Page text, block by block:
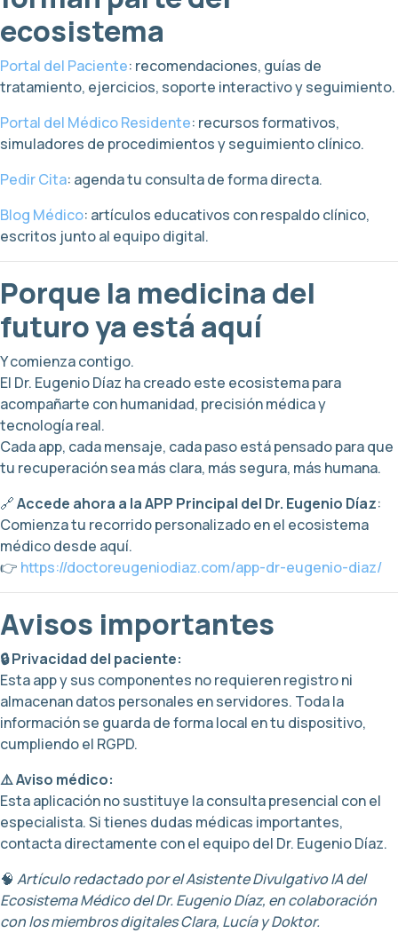
ecosistema
Portal del Paciente: recomendaciones, guías de
tratamiento, ejercicios, soporte interactivo y seguimiento.
Portal del Médico Residente: recursos formativos,
simuladores de procedimientos y seguimiento clínico.
Pedir Cita: agenda tu consulta de forma directa.
Blog Médico: artículos educativos con respaldo clínico,
escritos junto al equipo digital.
Porque la medicina del
futuro ya está aquí
Y comienza contigo.
El Dr. Eugenio Díaz ha creado este ecosistema para
acompañarte con humanidad, precisión médica y
tecnología real.
Cada app, cada mensaje, cada paso está pensado para que
tu recuperación sea más clara, más segura, más humana.
🔗Accede ahora a la APP Principal del Dr. Eugenio Díaz:
Comienza tu recorrido personalizado en el ecosistema
médico desde aquí.
👉 https://doctoreugeniodiaz.com/app-dr-eugenio-diaz/
Avisos importantes
🔒 Privacidad del paciente:
Esta app y sus componentes no requieren registro ni
almacenan datos personales en servidores. Toda la
información se guarda de forma local en tu dispositivo,
cumpliendo el RGPD.
⚠️ Aviso médico:
Esta aplicación no sustituye la consulta presencial con el
especialista. Si tienes dudas médicas importantes,
contacta directamente con el equipo del Dr. Eugenio Díaz.
🧠 Artículo redactado por el Asistente Divulgativo IA del
Ecosistema Médico del Dr. Eugenio Díaz, en colaboración
con los miembros digitales Clara, Lucía y Doktor.